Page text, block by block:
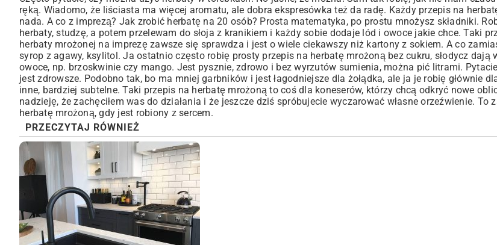
ręką. Wiadomo, że liściasta ma więcej aromatu, ale dobra ekspresówka też da radę. Każdy przepis na
nada. A co z imprezą? Jak zrobić herbatę na 20 osób? Prosta matematyka, po prostu mnożysz składniki.
herbaty, studzę, a potem przelewam do słoja z kranikiem i każdy sobie dodaje lód i owoce jakie chce. Taki
herbaty mrożonej na imprezę zawsze się sprawdza i jest o wiele ciekawszy niż kartony z sokiem. A co
syrop z agawy, ksylitol. Ja ostatnio często robię prosty przepis na herbatę mrożoną bez cukru, słodycz dają
owoce, np. brzoskwinie czy mango. Jest pysznie, zdrowo i bez wyrzutów sumienia, można pić litrami.
jest zdrowsze. Podobno tak, bo ma mniej garbników i jest łagodniejsze dla żołądka, ale ja je robię głównie
inne, bardziej subtelne. Taki przepis na herbatę mrożoną to coś dla koneserów, którzy chcą odkryć nowe
nadzieję, że zachęciłem was do działania i że jeszcze dziś spróbujecie wyczarować własne orzeźwienie. To
herbatę mrożoną, gdy jest robiony z sercem.
PRZECZYTAJ RÓWNIEŻ